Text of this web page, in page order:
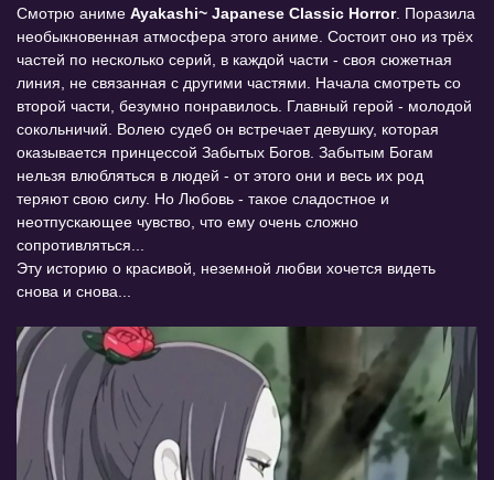
Смотрю аниме Ayakashi~ Japanese Classic Horror. Поразила
необыкновенная атмосфера этого аниме. Состоит оно из трёх
частей по несколько серий, в каждой части - своя сюжетная
линия, не связанная с другими частями. Начала смотреть со
второй части, безумно понравилось. Главный герой - молодой
сокольничий. Волею судеб он встречает девушку, которая
оказывается принцессой Забытых Богов. Забытым Богам
нельзя влюбляться в людей - от этого они и весь их род
теряют свою силу. Но Любовь - такое сладостное и
неотпускающее чувство, что ему очень сложно
сопротивляться...
Эту историю о красивой, неземной любви хочется видеть
снова и снова...